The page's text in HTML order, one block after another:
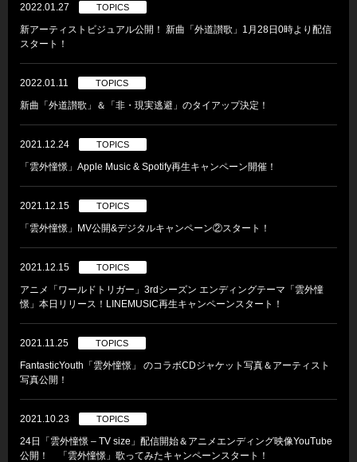
2022.01.27 TOPICS
新アーティストビジュアル公開！ 新曲「外道讃歌」1月28日0時より配信
スタート！
2022.01.11 TOPICS
新曲「外道讃歌」＆「非・現実逃避」のタイアップ決定！
2021.12.24 TOPICS
「雲外憧憬」Apple Music & Spotify再生キャンペーン開催！
2021.12.15 TOPICS
「雲外憧憬」MV公開&デジタルキャンペーン②スタート！
2021.12.15 TOPICS
アニメ「ワールドトリガー」3rdシーズン エンディングテーマ「雲外憧
憬」本日リリース！LINEMUSIC再生キャンペーンスタート！
2021.11.25 TOPICS
FantasticYouth「雲外憧憬」 のコラボCDジャケット写真＆アーティスト
写真公開！
2021.10.23 TOPICS
24日「雲外憧憬 – TV size」配信開始＆アニメエンディング映像YouTube
公開！ 「雲外憧憬」歌ってみたキャンペーンスタート！